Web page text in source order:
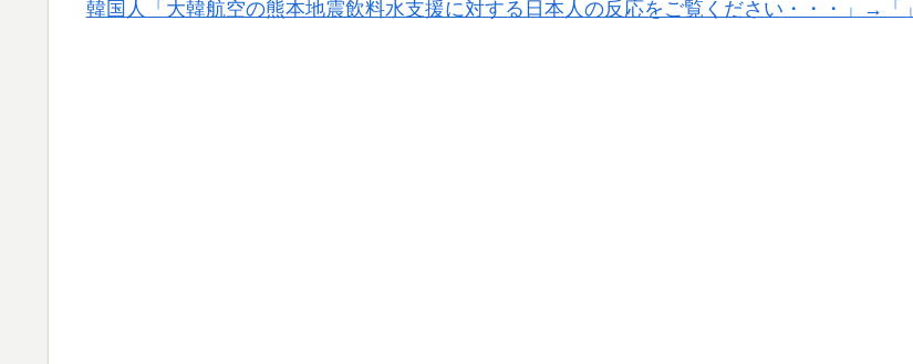
韓国人「大韓航空の熊本地震飲料水支援に対する日本人の反応をご覧ください・・・」→「」